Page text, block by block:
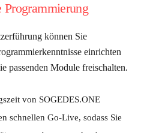
Programmierung
können Sie
einrichten
passenden Module freischalten.
von SOGEDES.ONE
schnellen Go-Live, sodass Sie